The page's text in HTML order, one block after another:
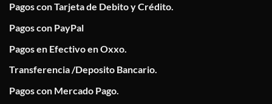
Pagos con Tarjeta de Debito y Crédito.
Pagos con PayPal
Pagos en Efectivo en Oxxo.
Transferencia /Deposito Bancario.
Pagos con Mercado Pago.